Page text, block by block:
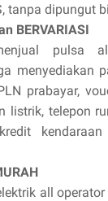
tanpa dipungut
BERVARIASI
pulsa
menyediakan
prabayar,
listrik, telepon
all